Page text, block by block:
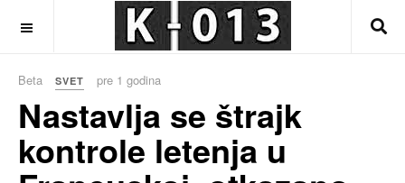
Beta SVET pre 1 godina
Nastavlja se štrajk
kontrole letenja u